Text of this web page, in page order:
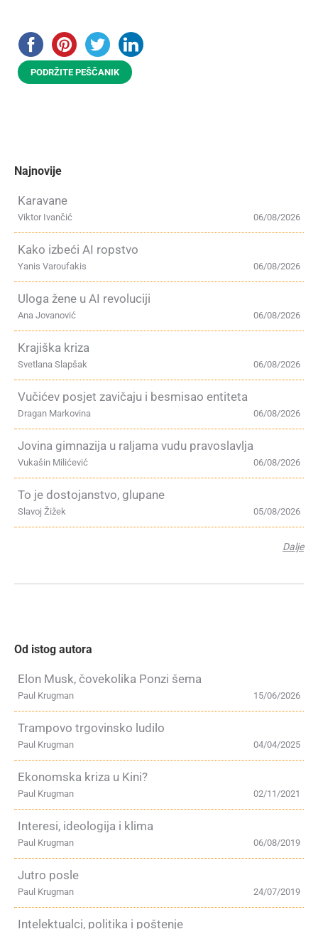
PODRŽITE PEŠČANIK
Najnovije
Karavane
06/08/2026
Viktor Ivančić
Kako izbeći AI ropstvo
06/08/2026
Yanis Varoufakis
Uloga žene u AI revoluciji
06/08/2026
Ana Jovanović
Krajiška kriza
06/08/2026
Svetlana Slapšak
Vučićev posjet zavičaju i besmisao entiteta
06/08/2026
Dragan Markovina
Jovina gimnazija u raljama vudu pravoslavlja
06/08/2026
Vukašin Milićević
To je dostojanstvo, glupane
05/08/2026
Slavoj Žižek
Dalje
Od istog autora
Elon Musk, čovekolika Ponzi šema
15/06/2026
Paul Krugman
Trampovo trgovinsko ludilo
04/04/2025
Paul Krugman
Ekonomska kriza u Kini?
02/11/2021
Paul Krugman
Interesi, ideologija i klima
06/08/2019
Paul Krugman
Jutro posle
24/07/2019
Paul Krugman
Intelektualci, politika i poštenje